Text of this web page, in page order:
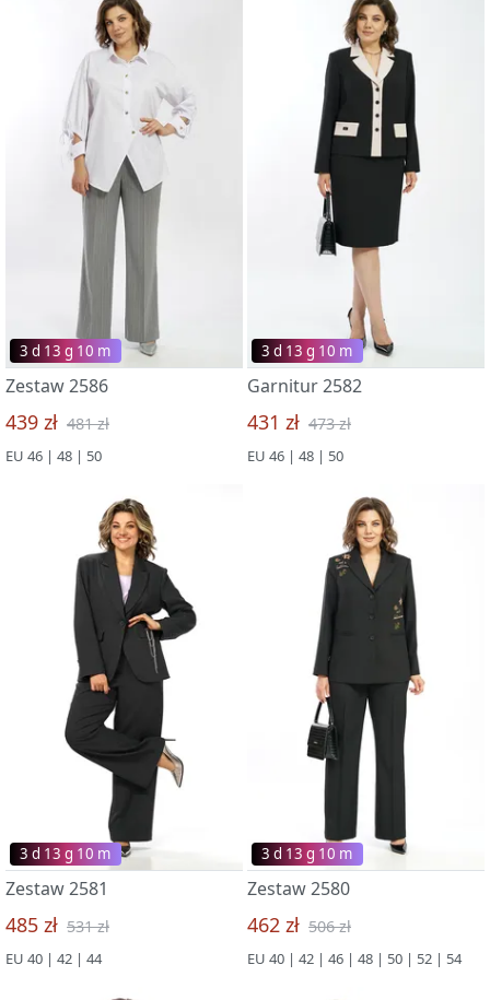
3 d 13 g 09 m
Zestaw 2586
439 zł 481 zł
EU 46 | 48 | 50
3 d 13 g 09 m
Garnitur 2582
431 zł 473 zł
EU 46 | 48 | 50
3 d 13 g 09 m
Zestaw 2581
485 zł 531 zł
EU 40 | 42 | 44
3 d 13 g 09 m
Zestaw 2580
462 zł 506 zł
EU 40 | 42 | 46 | 48 | 50 | 52 | 54